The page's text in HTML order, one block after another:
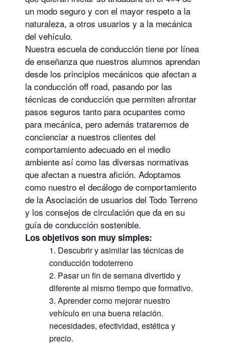
un modo seguro y con el mayor respeto a la
naturaleza, a otros usuarios y a la mecánica
del vehículo.
Nuestra escuela de conducción tiene por línea
de enseñanza que nuestros alumnos aprendan
desde los principios mecánicos que afectan a
la conducción off road, pasando por las
técnicas de conducción que permiten afrontar
pasos seguros tanto para ocupantes como
para mecánica, pero además trataremos de
concienciar a nuestros clientes del
comportamiento adecuado en el medio
ambiente así como las diversas normativas
que afectan a nuestra afición. Adoptamos
como nuestro el decálogo de comportamiento
de la Asociación de usuarios del Todo Terreno
y los consejos de circulación que da en su
guía de conducción sostenible.
Los objetivos son muy simples:
Descubrir y asimilar las técnicas de
conducción todoterreno
Pasar un fin de semana divertido y
diferente al mismo tiempo que formativo.
Aprender como mejorar nuestro
vehículo en una buena relación.
necesidades, efectividad, estética y
precio.